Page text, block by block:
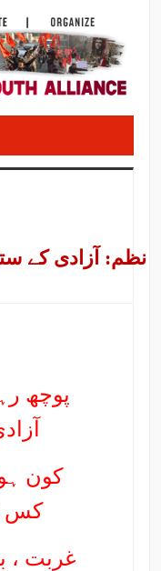
نظم: آزادی کے
پوچھ
کون
کس
غربت ،